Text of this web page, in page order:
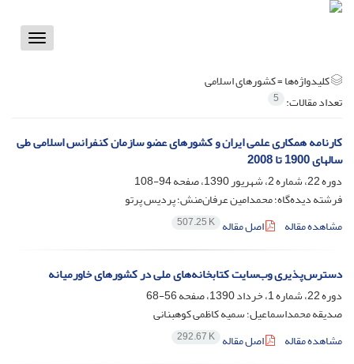
Toggle
کلیدواژه‌ها =کشورهای اسلامی
تعداد مقالات: 5
کارنامه همکاری علمی ایران و کشورهای عضو سازمان کنفرانس اسلامی طی
سالهای 1900 تا 2008
دوره 22، شماره 2، شهریور 1390، صفحه
94-108
فرشته دیده‌گاه؛ محمدامین عرفان‌منش؛ پردیس پرتو
مشاهده مقاله
اصل مقاله 507.25 K
دسترس‌پذیری وب‌سایت کتابخانه‌های ملی در کشورهای خاورمیانه
دوره 22، شماره 1، خرداد 1390، صفحه
56-68
صدیقه محمداسماعیل؛ سمیه کاظمی کوهبنانی
مشاهده مقاله
اصل مقاله 292.67 K